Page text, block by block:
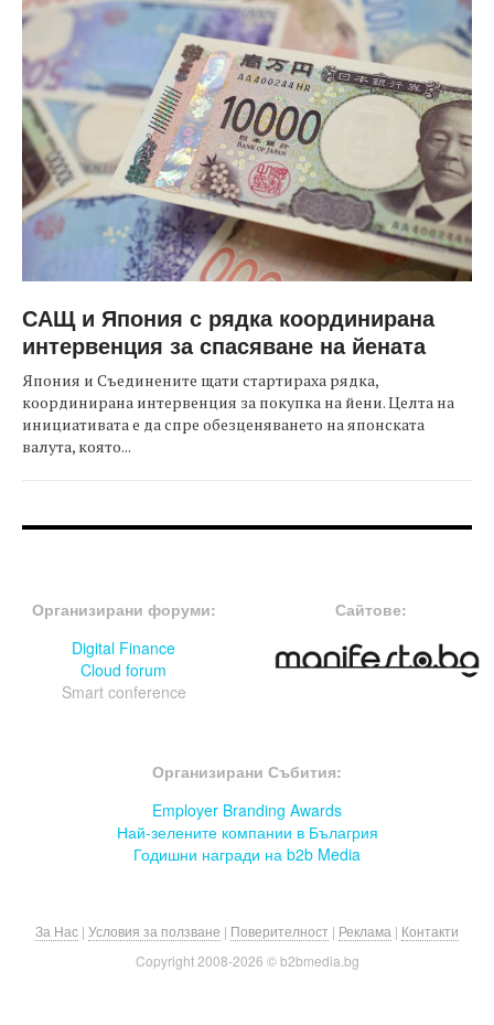
САЩ и Япония с рядка координирана
интервенция за спасяване на йената
Япония и Съединените щати стартираха рядка,
координирана интервенция за покупка на йени. Целта на
инициативата е да спре обезценяването на японската
валута, която...
Организирани форуми:
Digital Finance
Cloud forum
Smart conference
Сайтове:
Организирани Събития:
Employer Branding Awards
Най-зелените компании в Бълагрия
Годишни награди на b2b Media
За Нас | Условия за ползване | Поверителност | Реклама | Контакти
Copyright 2008-2026 © b2bmedia.bg